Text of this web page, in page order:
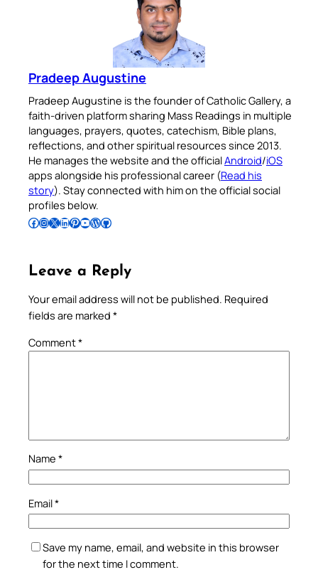
Pradeep Augustine
Pradeep Augustine is the founder of Catholic Gallery, a
faith-driven platform sharing Mass Readings in multiple
languages, prayers, quotes, catechism, Bible plans,
reflections, and other spiritual resources since 2013.
He manages the website and the officialAndroid/iOS
apps alongside his professional career (Read his
story). Stay connected with him on the official social
profiles below.
Follow Pradeep on Facebook Follow Pradeep on InstagramFollow Pradeep on X Follow Pradeep on LinkedIn Follow Pradeep on Pinterest Subscribe to Pradeep’s Youtube Channel Follow Pradeep on WordPress Follow Pradeep on GitHub
Leave a Reply
Your email address will not be published. Required
fields are marked *
Comment*
Name *
Email*
Save my name, email, and website in this browser
for the next time I comment.